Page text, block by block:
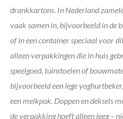
drankkartons. In Nederland
vaak samen in, bijvoorbeeld in de
of in een container speciaal voor
alleen verpakkingen die in huis
speelgoed, tuinstoelen of
bijvoorbeeld een lege
een melkpak. Doppen en deksels
de verpakking hoeft alleen leeg –